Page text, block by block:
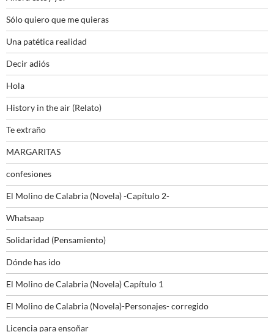
Sólo quiero que me quieras
Una patética realidad
Decir adiós
Hola
History in the air (Relato)
Te extraño
MARGARITAS
confesiones
El Molino de Calabria (Novela) -Capítulo 2-
Whatsaap
Solidaridad (Pensamiento)
Dónde has ido
El Molino de Calabria (Novela) Capítulo 1
El Molino de Calabria (Novela)-Personajes- corregido
Licencia para ensoñar